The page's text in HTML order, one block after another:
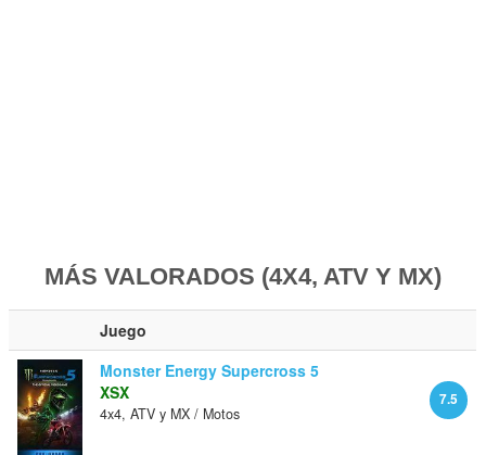
MÁS VALORADOS (4X4, ATV Y MX)
Juego
Monster Energy Supercross 5
7.5
XSX
4x4, ATV y MX / Motos